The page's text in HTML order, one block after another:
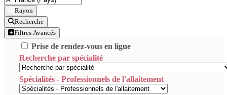
Rayon
Recherche
Filtres Avancés
Prise de rendez-vous en ligne
Recherche par spécialité
Spécialités - Professionnels de l'allaitement